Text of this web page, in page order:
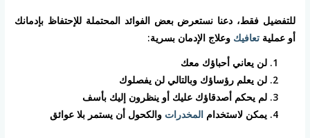
للتفضيل فقط، دعنا نستعرض بعض الفوائد المحتملة للإحتفاظ بإدمانك
أو عمليةتعافيك وعلاج الإدمان بسرية:
لن يعاني أحباؤك معك
لن يعلم رؤساؤك وبالتالي لن يفصلوك
لم يحكم أصدقاؤك عليك أو ينظرون إليك بأسف
يمكن لاستخدامالمخدرات والكحول أن يستمر بلا عوائق